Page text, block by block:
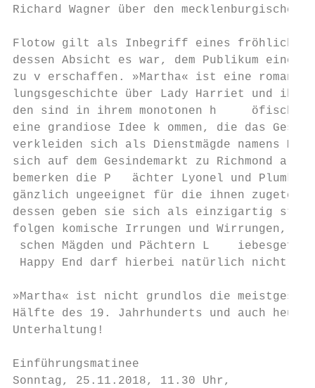
Richard Wagner über den
Flotow gilt als Inbegriff eines fröhlichen
dessen Absicht es war, dem Publikum eine
zu v­ erschaffen. »Martha« ist eine
lungsgeschichte über Lady Harriet und ihre
den sind in ihrem monotonen h    ­ öfischen
eine ­grandiose Idee k­ ommen, die das
verkleiden sich als Dienstmägde namens
sich auf dem Gesindemarkt zu Richmond als
bemerken die P  ­ ächter Lyonel und
gänzlich ungeeignet für die ihnen
dessen geben sie sich als einzigartig
­folgen ­komische Irrungen und Wirrungen,
schen Mägden und Pächtern L
Happy End darf hierbei natürlich nicht
»Martha« ist nicht grundlos die
Hälfte des 19. Jahr­hunderts und auch
Unterhaltung!
Einführungsmatinee
Sonntag, 25.11.2018, 11.30 Uhr,